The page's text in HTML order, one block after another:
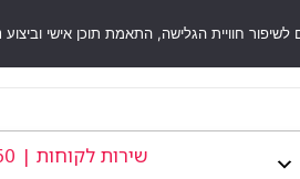
שירות לקוחות | 1-700-507-060